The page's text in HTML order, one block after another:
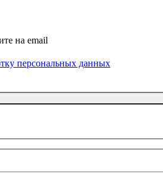
на email
персональных данных